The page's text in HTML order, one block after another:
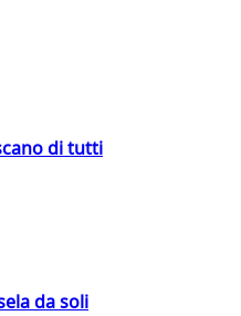
di tutti
da soli